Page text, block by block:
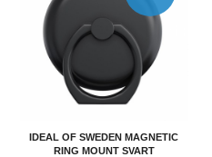
IDEAL OF SWEDEN MAGNETIC
RING MOUNT SVART